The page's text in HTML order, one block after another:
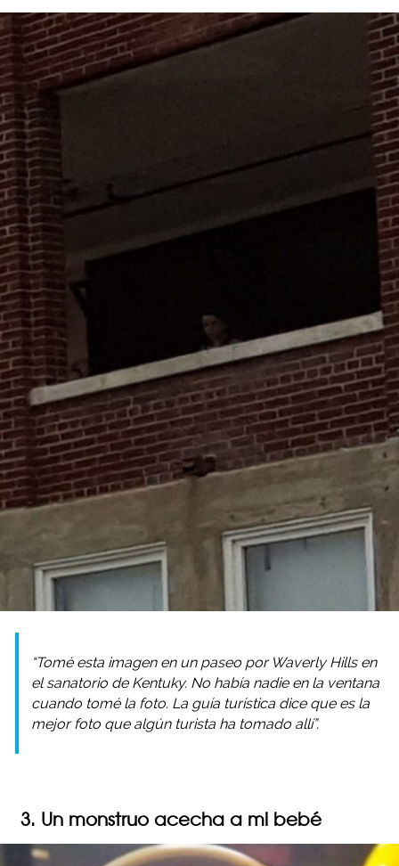
“Tomé esta imagen en un paseo por Waverly Hills en
el sanatorio de Kentuky. No había nadie en la ventana
cuando tomé la foto. La guía turística dice que es la
mejor foto que algún turista ha tomado allí”.
3. Un monstruo acecha a mi bebé